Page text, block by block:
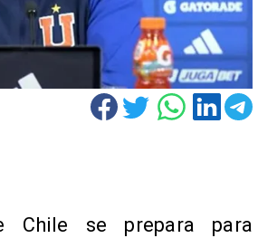
Chile se prepara para